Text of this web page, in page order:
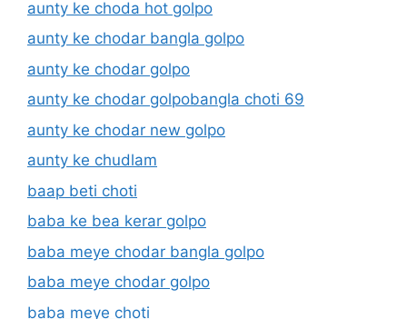
aunty ke choda hot golpo
aunty ke chodar bangla golpo
aunty ke chodar golpo
aunty ke chodar golpobangla choti 69
aunty ke chodar new golpo
aunty ke chudlam
baap beti choti
baba ke bea kerar golpo
baba meye chodar bangla golpo
baba meye chodar golpo
baba meye choti